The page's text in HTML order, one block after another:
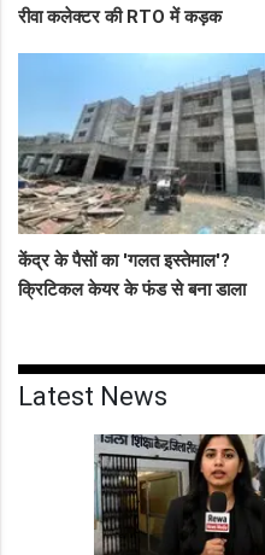
रीवा कलेक्टर की RTO में कड़क
केंद्र के पैसों का 'गलत इस्तेमाल'?
क्रिटिकल केयर के फंड से बना डाला
Latest News